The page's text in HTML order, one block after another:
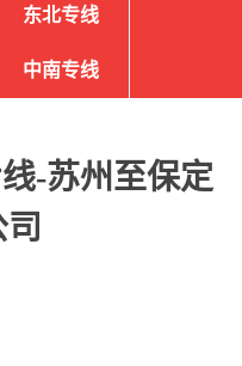
东北专线
中南专线
-苏州至保定